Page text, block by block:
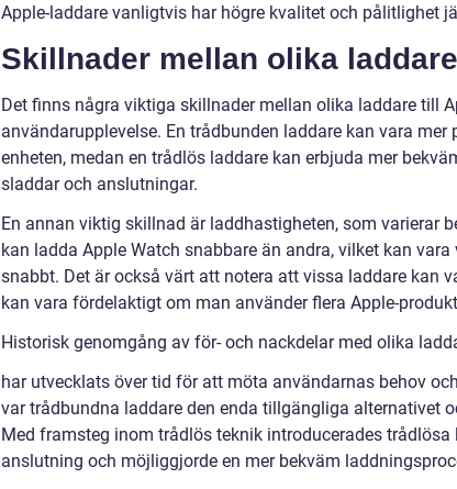
Apple-laddare vanligtvis har högre kvalitet och pålitlighet
Skillnader mellan olika
Det finns några viktiga skillnader mellan olika laddare till
användarupplevelse. En trådbunden laddare kan vara
enheten, medan en trådlös laddare kan erbjuda mer
sladdar och anslutningar.
En annan viktig skillnad är laddhastigheten, som varierar
kan ladda Apple Watch snabbare än andra, vilket kan
snabbt. Det är också värt att notera att vissa laddare kan
kan vara fördelaktigt om man använder flera Apple-
Historisk genomgång av för- och nackdelar med olika
har utvecklats över tid för att möta användarnas behov
var trådbundna laddare den enda tillgängliga alternativet
Med framsteg inom trådlös teknik introducerades
anslutning och möjliggjorde en mer bekväm